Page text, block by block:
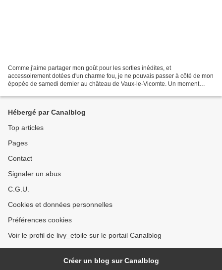
Comme j'aime partager mon goût pour les sorties inédites, et
accessoirement dotées d'un charme fou, je ne pouvais passer à côté de mon
épopée de samedi dernier au château de Vaux-le-Vicomte. Un moment
Hébergé par Canalblog
Top articles
Pages
Contact
Signaler un abus
C.G.U.
Cookies et données personnelles
Préférences cookies
Voir le profil de livy_etoile sur le portail Canalblog
Créer un blog sur Canalblog